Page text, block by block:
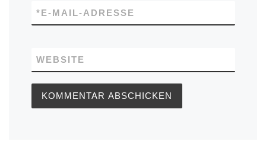
E-MAIL-ADRESSE
*
WEBSITE